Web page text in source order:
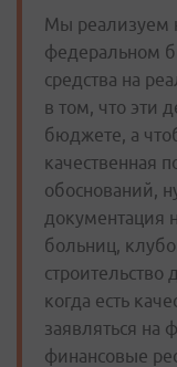
Мы реализуем
федеральном
средства на
в том, что эти
бюджете, а
качественная
обоснований,
документация
больниц,
строительство
когда есть
заявляться на
финансовые